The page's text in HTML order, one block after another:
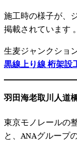
施工時の様子が、
掲載されています 。
生麦ジャンクショ
黒線上り線 桁架設
羽田海老取川人道
東京モノレールの
と、ANAグループ